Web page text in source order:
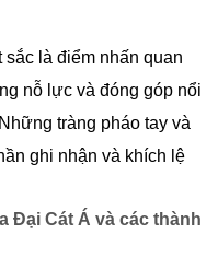
sắc là điểm nhấn quan
nỗ lực và đóng góp nổi
tràng pháo tay và
ghi nhận và khích lệ
Đại Cát Á và các thành